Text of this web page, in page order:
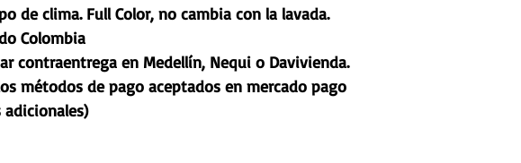
de clima. Full Color, no cambia con la lavada.
Colombia
contraentrega en Medellín, Nequi o Davivienda.
métodos de pago aceptados en mercado pago
adicionales)